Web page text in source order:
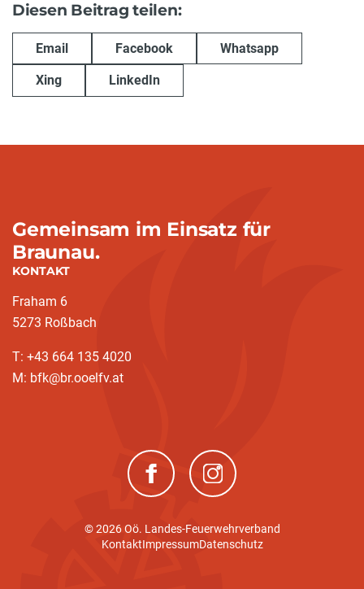
Diesen Beitrag teilen:
Email Facebook Whatsapp
Xing LinkedIn
Gemeinsam im Einsatz für
Braunau.
KONTAKT
Fraham 6
5273 Roßbach
T: +43 664 135 4020
M: bfk@br.ooelfv.at
(neues Fenster)(neues Fenster)
© 2026 Oö. Landes-Feuerwehrverband
KontaktImpressumDatenschutz